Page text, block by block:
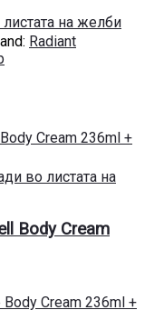
на желби
Radiant
во листата на
Body Cream